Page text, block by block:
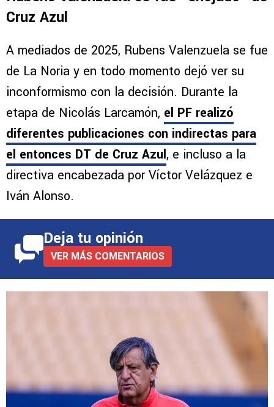
Cruz Azul
A mediados de 2025, Rubens Valenzuela se fue
de La Noria y en todo momento dejó ver su
inconformismo con la decisión. Durante la
etapa de Nicolás Larcamón, el PF realizó
diferentes publicaciones con indirectas para
el entonces DT de Cruz Azul, e incluso a la
directiva encabezada por Víctor Velázquez e
Iván Alonso.
Deja tu opinión
VER MÁS COMENTARIOS